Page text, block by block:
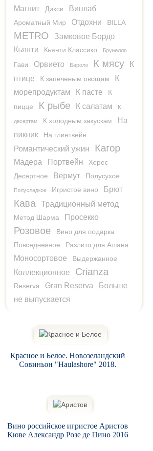
Магнит Дикси Винлаб
Ароматный Мир Отдохни BILLA
METRO
Замковое Бордо
Кьянти
Кьянти Классико Брунелло
Гави Орвието Бароло К мясу
К
птице
К запеченым овощам
К
морепродуктам
К пасте
К
пицце
К рыбе К салатам К
десертам К холодным закускам
На
пикник
На глинтвейн
Романтический ужин Кагор
Мадера Портвейн
Херес
Десертное
Вермут Полусухое
Полусладкое Игристое вино Брют
Кава Традиционный метод
Метод Шарма Просекко
Розовое
Вино для подарка
Повседневное
Разлито для Ашана
Моносортовое Выдержанное
Коллекционное Crianza
Reserva Gran Reserva
Больше
не выпускается
Красное и Белое. Новозеландский
Совиньон "Haulashore" 2018.
Вино российское игристое Аристов
Кюве Александр Розе де Пино 2016